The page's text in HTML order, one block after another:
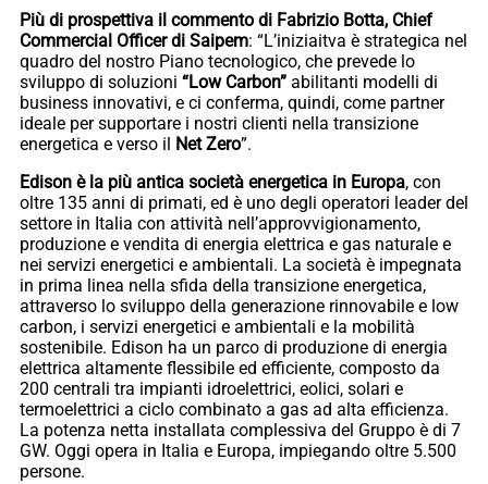
Più di prospettiva il commento di Fabrizio Botta, Chief
Commercial Officer di Saipem: “L’iniziaitva è strategica nel
quadro del nostro Piano tecnologico, che prevede lo
sviluppo di soluzioni “Low Carbon” abilitanti modelli di
business innovativi, e ci conferma, quindi, come partner
ideale per supportare i nostri clienti nella transizione
energetica e verso il
Net Zero”.
Edison è la più antica società energetica in Europa, con
oltre 135 anni di primati, ed è uno degli operatori leader del
settore in Italia con attività̀ nell’approvvigionamento,
produzione e vendita di energia elettrica e gas naturale e
nei servizi energetici e ambientali. La società è impegnata
in prima linea nella sfida della transizione energetica,
attraverso lo sviluppo della generazione rinnovabile e low
carbon, i servizi energetici e ambientali e la mobilità
sostenibile. Edison ha un parco di produzione di energia
elettrica altamente flessibile ed efficiente, composto da
200 centrali tra impianti idroelettrici, eolici, solari e
termoelettrici a ciclo combinato a gas ad alta efficienza.
La potenza netta installata complessiva del Gruppo è di 7
GW. Oggi opera in Italia e Europa, impiegando oltre 5.500
persone.